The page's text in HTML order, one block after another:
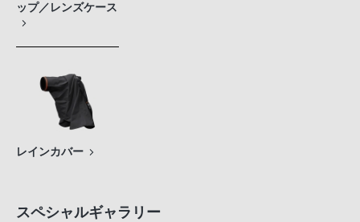
ップ／レンズケース
レインカバー
スペシャルギャラリー